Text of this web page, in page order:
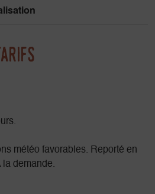
météo favorables. Reporté en
la demande.